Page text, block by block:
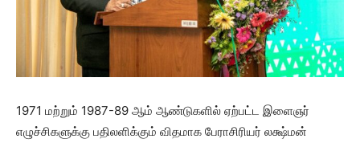
1971 மற்றும் 1987-89 ஆம் ஆண்டுகளில் ஏற்பட்ட இளைஞர்
எழுச்சிகளுக்கு பதிலளிக்கும் விதமாக பேராசிரியர் லக்ஷ்மன்